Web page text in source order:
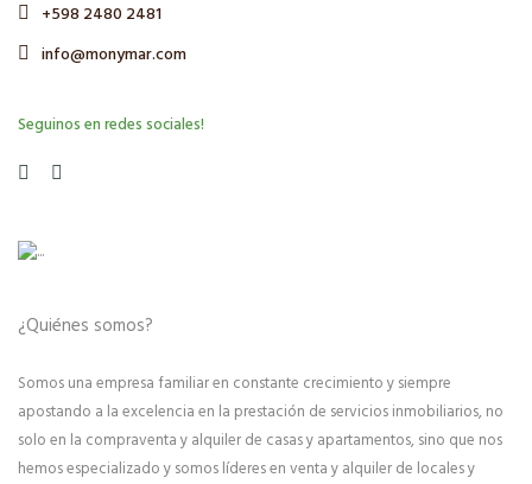
+598 2480 2481
info@monymar.com
Seguinos en redes sociales!
¿Quiénes somos?
Somos una empresa familiar en constante crecimiento y siempre
apostando a la excelencia en la prestación de servicios inmobiliarios, no
solo en la compraventa y alquiler de casas y apartamentos, sino que nos
hemos especializado y somos líderes en venta y alquiler de locales y